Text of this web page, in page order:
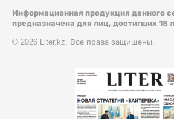
Информационная продукция данного
предназначена для лиц, достигших 18
© 2026 Liter.kz. Все права защищены.